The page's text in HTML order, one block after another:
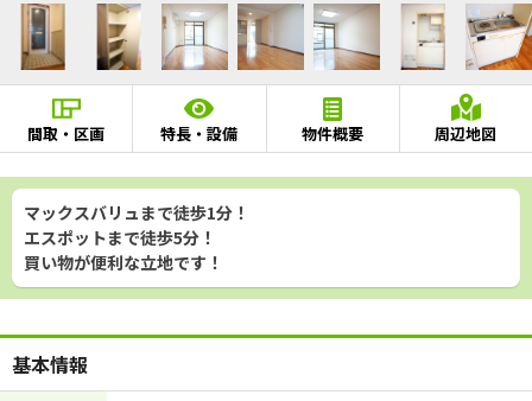
間取・区画 特長・設備 物件概要 周辺地図
マックスバリュまで徒歩1分！
エスポットまで徒歩5分！
買い物が便利な立地です！
基本情報